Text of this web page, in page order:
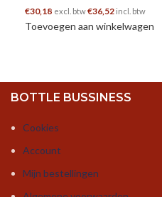
€30,18 excl. btw€36,52 incl. btw
Toevoegen aan winkelwagen
BOTTLE BUSSINESS
Cookies
Account
Mijn bestellingen